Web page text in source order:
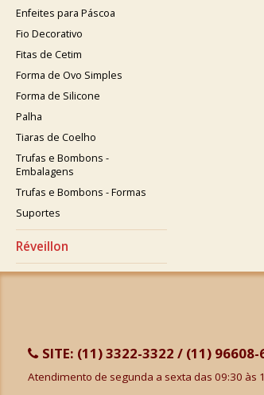
Enfeites para Páscoa
Fio Decorativo
Fitas de Cetim
Forma de Ovo Simples
Forma de Silicone
Palha
Tiaras de Coelho
Trufas e Bombons -
Embalagens
Trufas e Bombons - Formas
Suportes
Réveillon
SITE: (11) 3322-3322 / (11) 96608-
Atendimento de segunda a sexta das 09:30 às